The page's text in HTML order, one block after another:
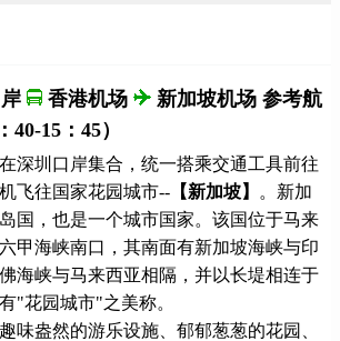
香港机场
新加坡机场 参考航
40-15：45）
深圳口岸集合，统一搭乘交通工具前往
飞往国家花园城市-- 【新加坡】
。新加
国，也是一个城市国家。该国位于马来
甲海峡南口，其南面有新加坡海峡与印
海峡与马来西亚相隔，并以长堤相连于
"花园城市"之美称。
味盎然的游乐设施、郁郁葱葱的花园、